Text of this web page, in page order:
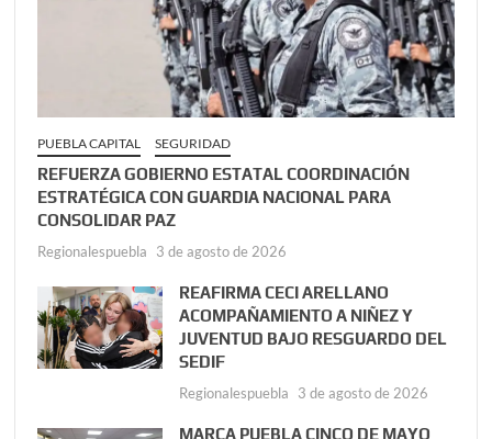
PUEBLA CAPITAL SEGURIDAD
REFUERZA GOBIERNO ESTATAL COORDINACIÓN
ESTRATÉGICA CON GUARDIA NACIONAL PARA
CONSOLIDAR PAZ
Regionalespuebla 3 de agosto de 2026
REAFIRMA CECI ARELLANO
ACOMPAÑAMIENTO A NIÑEZ Y
JUVENTUD BAJO RESGUARDO DEL
SEDIF
Regionalespuebla 3 de agosto de 2026
MARCA PUEBLA CINCO DE MAYO